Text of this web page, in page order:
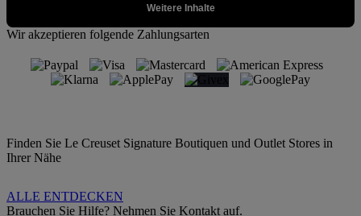
Wir akzeptieren folgende Zahlungsarten
Finden Sie Le Creuset Signature Boutiquen und Outlet Stores in
Ihrer Nähe
ALLE ENTDECKEN
Brauchen Sie Hilfe? Nehmen Sie Kontakt auf.